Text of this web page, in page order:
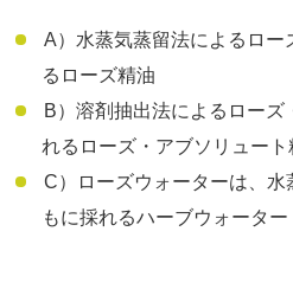
A）水蒸気蒸留法によるロー
るローズ精油
B）溶剤抽出法によるロー
れるローズ・アブソリュート
C）ローズウォーターは、水
もに採れるハーブウォーター